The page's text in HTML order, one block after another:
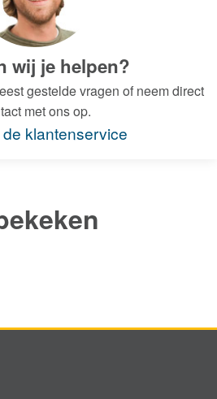
wij je helpen?
gestelde vragen of neem direct
met ons op.
klantenservice